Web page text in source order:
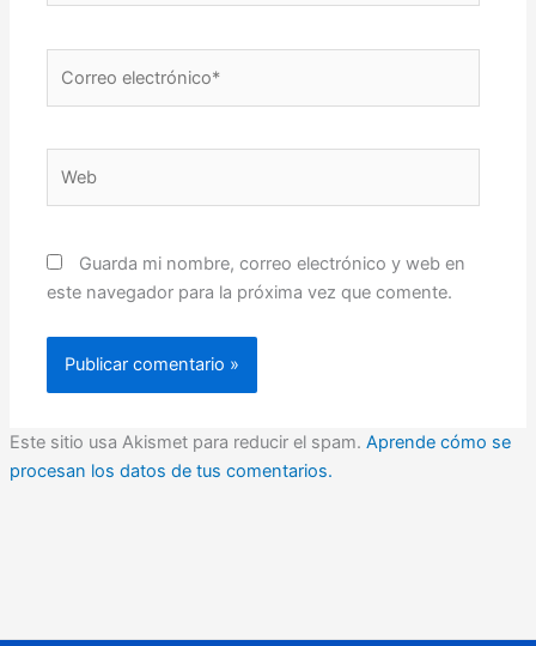
electrónico*
Guarda mi nombre, correo electrónico y web en
este navegador para la próxima vez que comente.
Este sitio usa Akismet para reducir el spam. Aprende cómo se
procesan los datos de tus comentarios.